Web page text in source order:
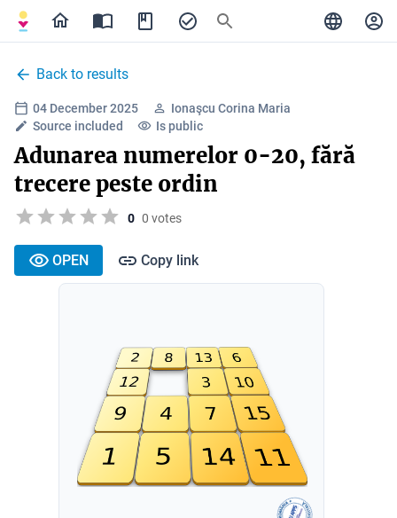
Back to results
04 December 2025
Ionaşcu Corina Maria
Source included
Is public
Adunarea numerelor 0-20, fără
trecere peste ordin
0 0 votes
OPEN Copy link